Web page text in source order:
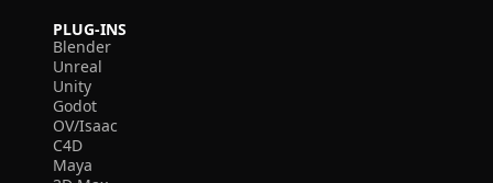
PLUG-INS
Blender
Unreal
Unity
Godot
OV/Isaac
C4D
Maya